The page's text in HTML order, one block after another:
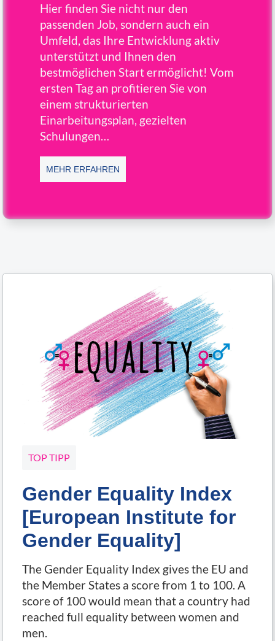
Hier finden Sie nicht nur den
passenden Job, sondern auch ein
Umfeld, das Ihre Entwicklung aktiv
unterstützt und Ihnen den
bestmöglichen Start ermöglicht! Vom
ersten Tag an profitieren Sie von
einem strukturierten
Einarbeitungsplan, gezielten
Schulungen…
MEHR ERFAHREN
TOP TIPP
Gender Equality Index
[European Institute for
Gender Equality]
The Gender Equality Index gives the EU and
the Member States a score from 1 to 100. A
score of 100 would mean that a country had
reached full equality between women and
men.